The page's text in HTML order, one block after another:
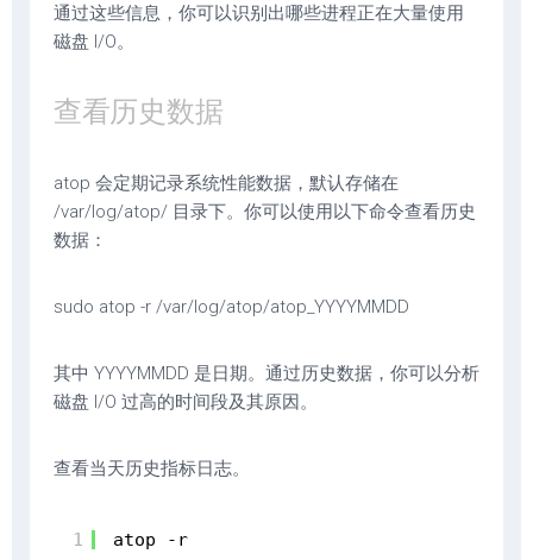
通过这些信息，你可以识别出哪些进程正在大量使用
磁盘 I/O。
查看历史数据
atop 会定期记录系统性能数据，默认存储在
/var/log/atop/ 目录下。你可以使用以下命令查看历史
数据：
sudo atop -r /var/log/atop/atop_YYYYMMDD
其中 YYYYMMDD 是日期。通过历史数据，你可以分析
磁盘 I/O 过高的时间段及其原因。
查看当天历史指标日志。
1 atop -r